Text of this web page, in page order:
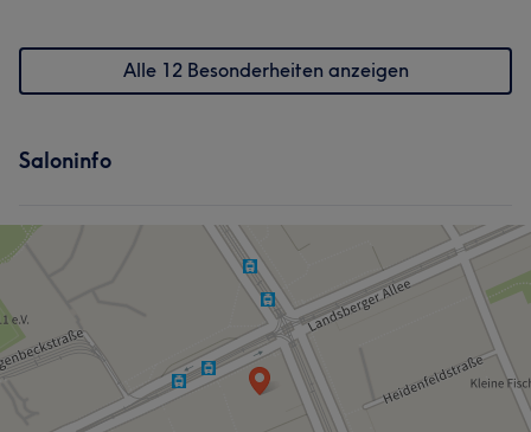
Alle 12 Besonderheiten anzeigen
Saloninfo